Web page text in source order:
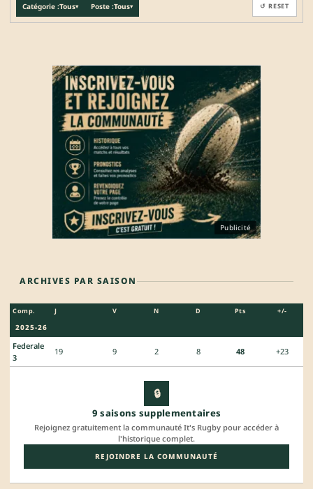
Catégorie :Tous▾ Poste :Tous▾ ↺ RESET
Publicité
ARCHIVES PAR SAISON
Comp. J V N D Pts +/-
2025-26
Federale
3
19 9 2 8 48 +23
🔒
9 saisons supplementaires
Rejoignez gratuitement la communauté It's Rugby pour accéder à
l'historique complet.
REJOINDRE LA COMMUNAUTÉ